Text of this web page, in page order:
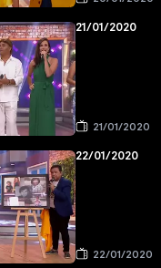
21/01/2020
21/01/2020
22/01/2020
22/01/2020